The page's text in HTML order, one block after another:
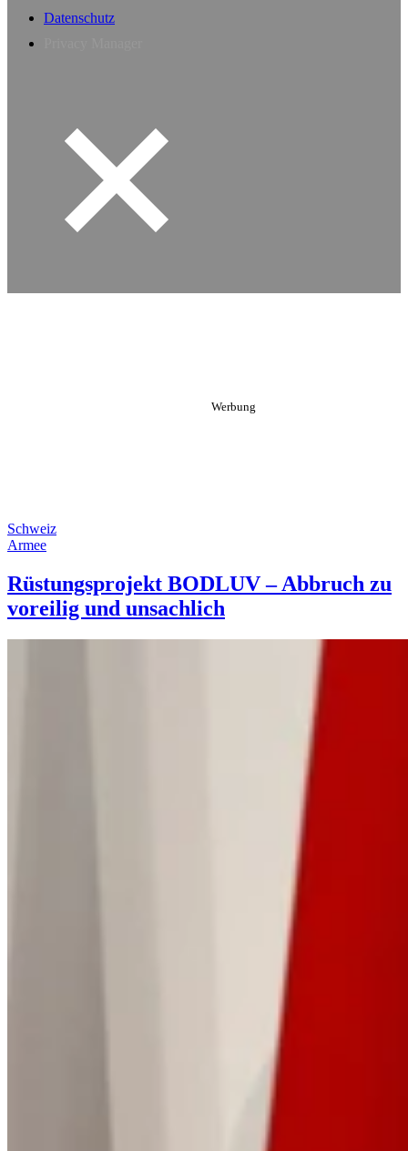
Datenschutz
Schweiz
Armee
Rüstungsprojekt BODLUV – Abbruch zu
voreilig und unsachlich